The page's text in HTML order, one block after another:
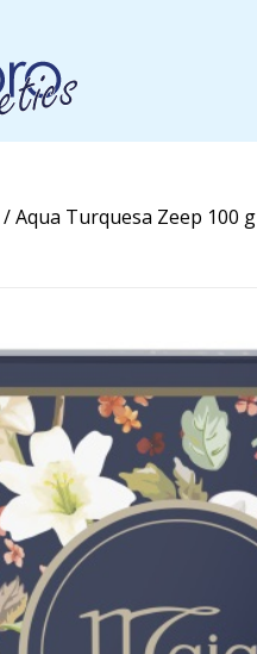
/ Aqua Turquesa Zeep 100 g